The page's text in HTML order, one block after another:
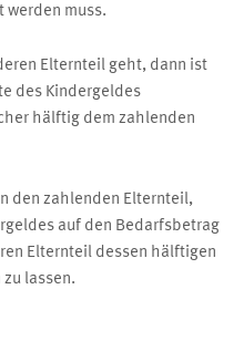
muss.
Elternteil geht, dann ist
des Kindergeldes
hälftig dem zahlenden
den zahlenden Elternteil,
auf den Bedarfsbetrag
Elternteil dessen hälftigen
lassen.